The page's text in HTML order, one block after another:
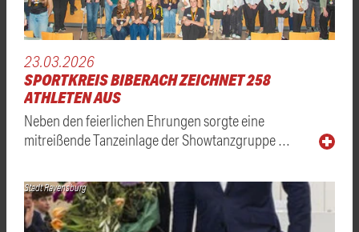
23.03.2026
SPORTKREIS BIBERACH ZEICHNET 258
ATHLETEN AUS
Neben den feierlichen Ehrungen sorgte eine
mitreißende Tanzeinlage der Showtanzgruppe …
Stadt Ravensburg